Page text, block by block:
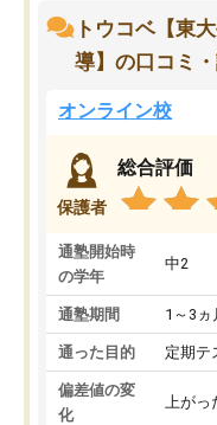
トウコベ【東
導】の口コミ
オンライン校
保護者
総合評価
通塾開始時
の学年
中2
通塾期間 1～3ヵ
通った目的 定期テ
偏差値の変
化
上がっ